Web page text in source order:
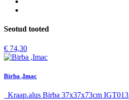
Seotud tooted
€ 74,30
Birba ,Imac
Kraap.alus Birba 37x37x73cm IGT013